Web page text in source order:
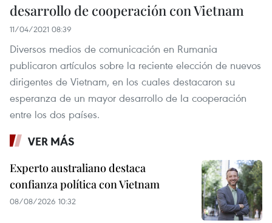
desarrollo de cooperación con Vietnam
11/04/2021 08:39
Diversos medios de comunicación en Rumania
publicaron artículos sobre la reciente elección de nuevos
dirigentes de Vietnam, en los cuales destacaron su
esperanza de un mayor desarrollo de la cooperación
entre los dos países.
VER MÁS
Experto australiano destaca
confianza política con Vietnam
08/08/2026 10:32